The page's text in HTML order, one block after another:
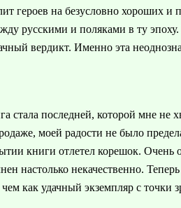
героев на безусловно хороших и
русскими и поляками в ту
вердикт. Именно эта
стала последней, которой мне не
моей радости не было
книги отлетел корешок. Очень
настолько некачественно.
как удачный экземпляр с точки